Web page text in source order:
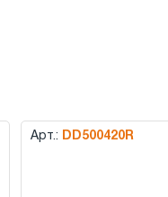
Арт.: DD500420R